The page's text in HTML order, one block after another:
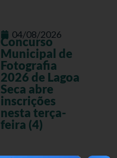
04/08/2026
Concurso
Municipal de
Fotografia
2026 de Lagoa
Seca abre
inscrições
nesta terça-
feira (4)